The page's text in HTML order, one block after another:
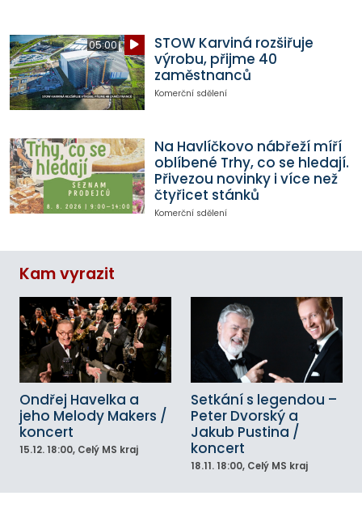
05:00
STOW Karviná rozšiřuje
výrobu, přijme 40
zaměstnanců
Komerční sdělení
Na Havlíčkovo nábřeží míří
oblíbené Trhy, co se hledají.
Přivezou novinky i více než
čtyřicet stánků
Komerční sdělení
Kam vyrazit
Ondřej Havelka a
jeho Melody Makers /
koncert
15.12. 18:00, Celý MS kraj
Setkání s legendou –
Peter Dvorský a
Jakub Pustina /
koncert
18.11. 18:00, Celý MS kraj